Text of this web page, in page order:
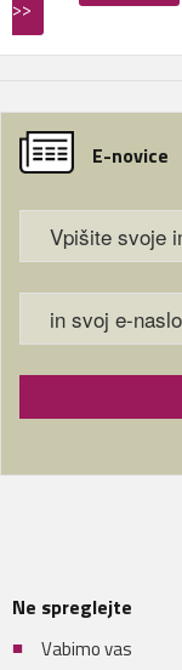
>>
E-novice
Ne spreglejte
Vabimo vas